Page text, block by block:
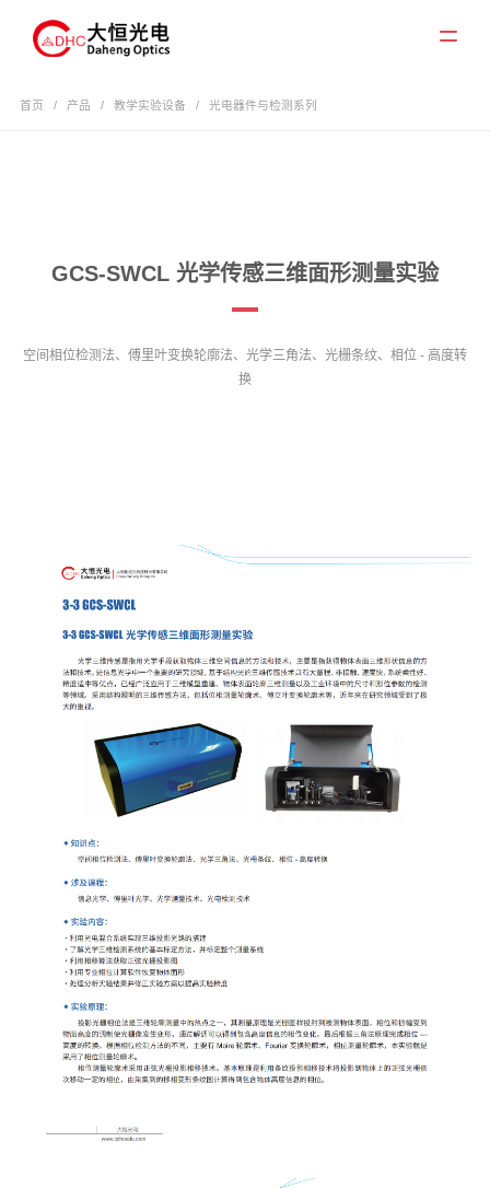
首页 / 产品 / 教学实验设备 / 光电器件与检测系列
GCS-SWCL 光学传感三维面形测量实验
空间相位检测法、傅里叶变换轮廓法、光学三角法、光栅条纹、相位 - 高度转
换